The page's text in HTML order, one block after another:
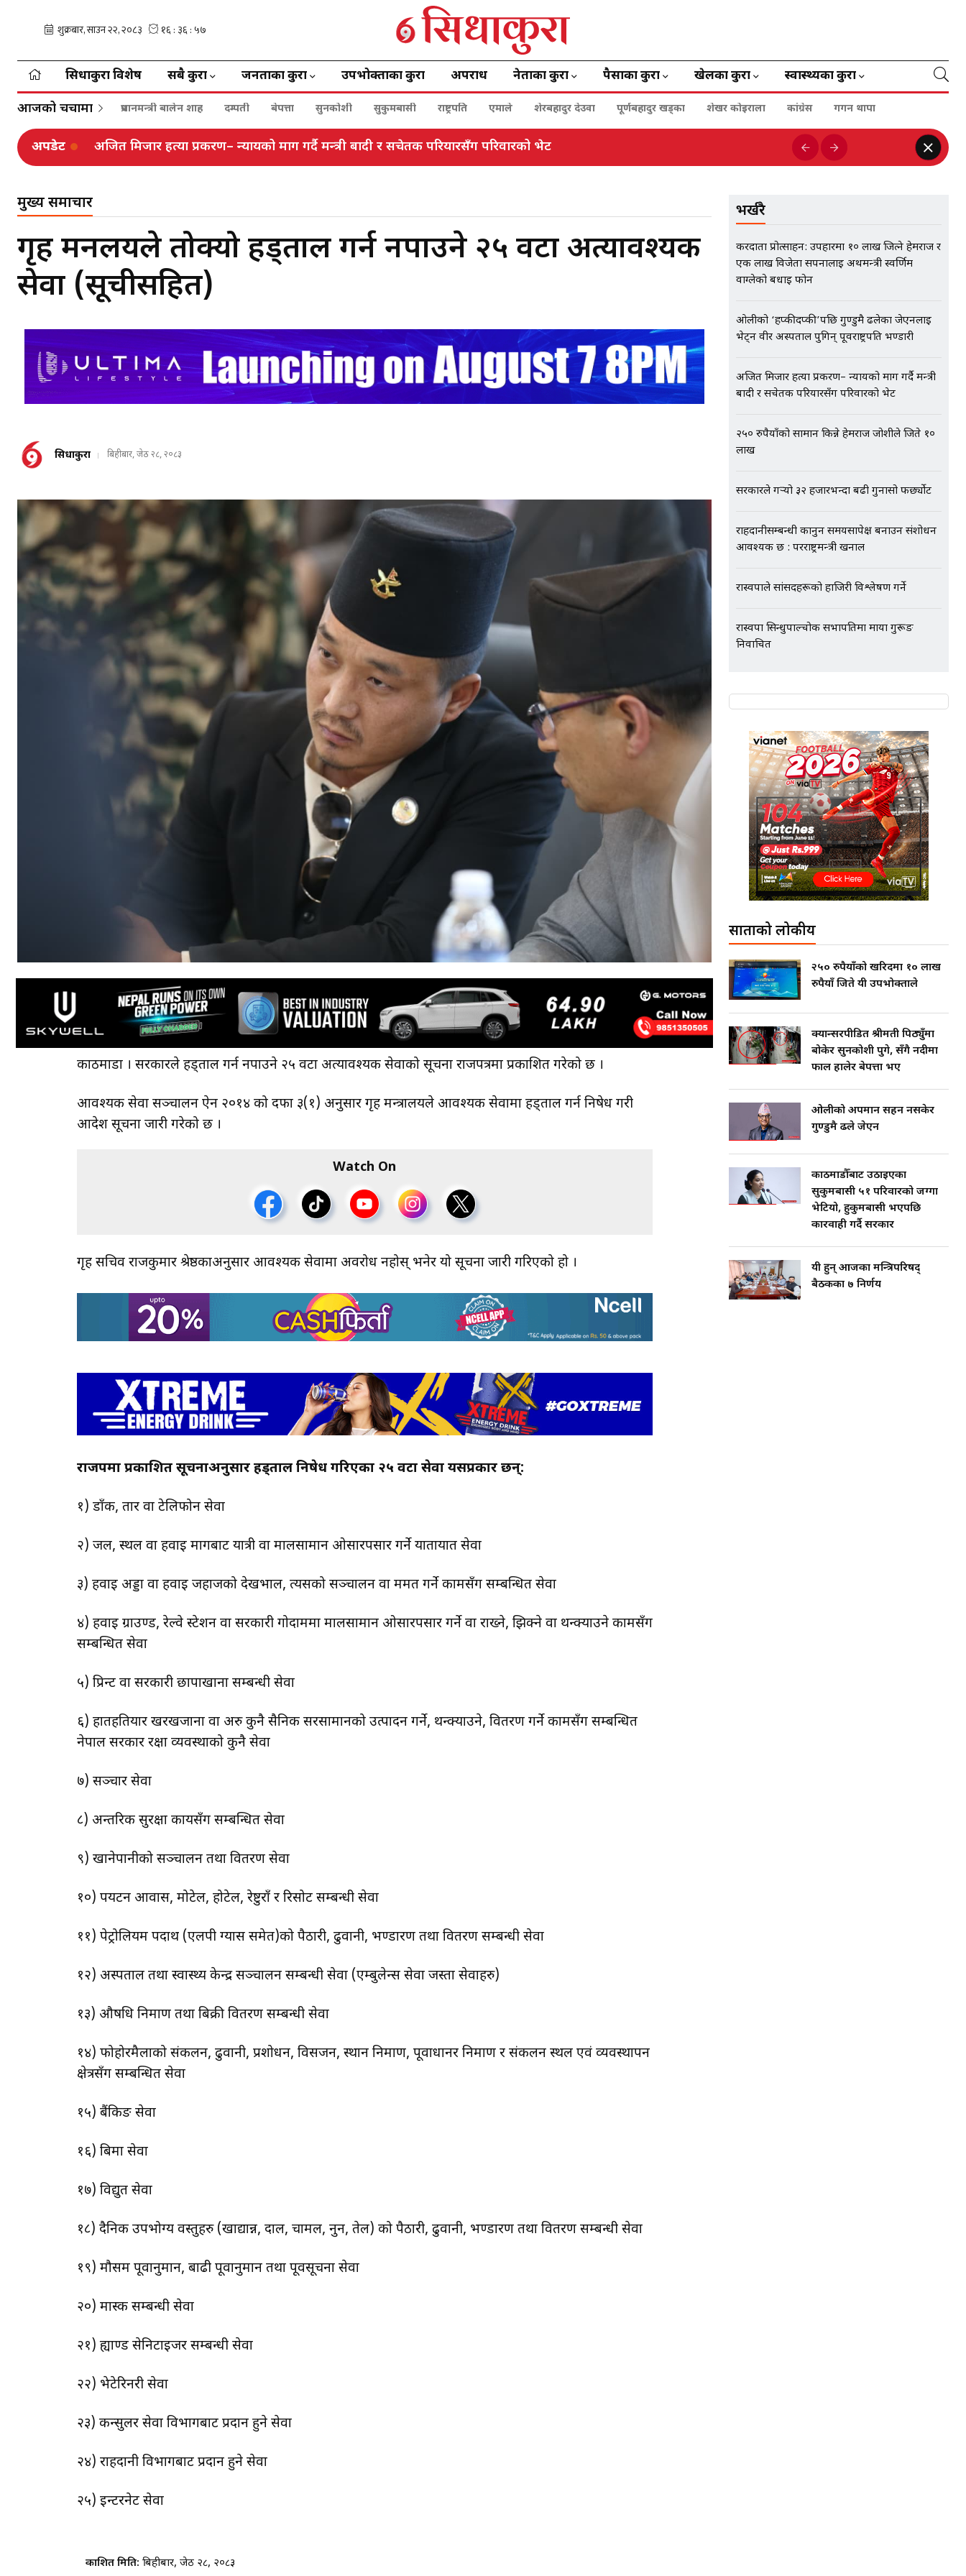
सिधाकुरा विशेष सबै कुरा जनताका कुरा उपभोक्ताका कुरा अपराध नेताका कुरा पैसाका कुरा खेलका कुरा स्वास्थ्यका कुरा
आजको चर्चामा प्रधानमन्त्री बालेन शाह दम्पती बेपत्ता सुनकोशी सुकुमबासी राष्ट्रपति एमाले शेरबहादुर देउवा पूर्णबहादुर खड्का शेखर कोइराला कांग्रेस गगन थापा
अपडेट अजित मिजार हत्या प्रकरण– न्यायको माग गर्दै मन्त्री बादी र सचेतक परियारसँग परिवारको भेट
मुख्य समाचार
गृह मन्त्रालयले तोक्यो हड्ताल गर्न नपाउने २५ वटा अत्यावश्यक
सेवा (सूचीसहित)
सिधाकुरा बिहीबार, जेठ २८, २०८३
काठमाडौँ । सरकारले हड्ताल गर्न नपाउने २५ वटा अत्यावश्यक सेवाको सूचना राजपत्रमा प्रकाशित गरेको छ ।
आवश्यक सेवा सञ्चालन ऐन २०१४ को दफा ३(१) अनुसार गृह मन्त्रालयले आवश्यक सेवामा हड्ताल गर्न निषेध गरी
आदेश सूचना जारी गरेको छ ।
Watch On
गृह सचिव राजकुमार श्रेष्ठकाअनुसार आवश्यक सेवामा अवरोध नहोस् भनेर यो सूचना जारी गरिएको हो ।
राजपत्रमा प्रकाशित सूचनाअनुसार हड्ताल निषेध गरिएका २५ वटा सेवा यसप्रकार छन्:
१) डाँक, तार वा टेलिफोन सेवा
२) जल, स्थल वा हवाई मार्गबाट यात्री वा मालसामान ओसारपसार गर्ने यातायात सेवा
३) हवाई अड्डा वा हवाई जहाजको देखभाल, त्यसको सञ्चालन वा मर्मत गर्ने कामसँग सम्बन्धित सेवा
४) हवाई ग्राउण्ड, रेल्वे स्टेशन वा सरकारी गोदाममा मालसामान ओसारपसार गर्ने वा राख्ने, झिक्ने वा थन्क्याउने कामसँग
सम्बन्धित सेवा
५) प्रिन्ट वा सरकारी छापाखाना सम्बन्धी सेवा
६) हातहतियार खरखजाना वा अरु कुनै सैनिक सरसामानको उत्पादन गर्ने, थन्क्याउने, वितरण गर्ने कामसँग सम्बन्धित
नेपाल सरकार रक्षा व्यवस्थाको कुनै सेवा
७) सञ्चार सेवा
८) अन्तरिक सुरक्षा कार्यसँग सम्बन्धित सेवा
९) खानेपानीको सञ्चालन तथा वितरण सेवा
१०) पर्यटन आवास, मोटेल, होटेल, रेष्टुराँ र रिसोर्ट सम्बन्धी सेवा
११) पेट्रोलियम पदार्थ (एलपी ग्यास समेत)को पैठारी, ढुवानी, भण्डारण तथा वितरण सम्बन्धी सेवा
१२) अस्पताल तथा स्वास्थ्य केन्द्र सञ्चालन सम्बन्धी सेवा (एम्बुलेन्स सेवा जस्ता सेवाहरु)
१३) औषधि निर्माण तथा बिक्री वितरण सम्बन्धी सेवा
१४) फोहोरमैलाको संकलन, ढुवानी, प्रशोधन, विसर्जन, स्थान निर्माण, पूर्वाधानर निर्माण र संकलन स्थल एवं व्यवस्थापन
क्षेत्रसँग सम्बन्धित सेवा
१५) बैंकिङ सेवा
१६) बिमा सेवा
१७) विद्युत सेवा
१८) दैनिक उपभोग्य वस्तुहरु (खाद्यान्न, दाल, चामल, नुन, तेल) को पैठारी, ढुवानी, भण्डारण तथा वितरण सम्बन्धी सेवा
१९) मौसम पूर्वानुमान, बाढी पूर्वानुमान तथा पूर्वसूचना सेवा
२०) मास्क सम्बन्धी सेवा
२१) ह्याण्ड सेनिटाइजर सम्बन्धी सेवा
२२) भेटेरिनरी सेवा
२३) कन्सुलर सेवा विभागबाट प्रदान हुने सेवा
२४) राहदानी विभागबाट प्रदान हुने सेवा
२५) इन्टरनेट सेवा
प्रकाशित मिति: बिहीबार, जेठ २८, २०८३
भर्खरै
करदाता प्रोत्साहन: उपहारमा १० लाख जित्ने हेमराज र
एक लाख विजेता सपनालाई अर्थमन्त्री स्वर्णिम
वाग्लेको बधाई फोन
ओलीको ‘हप्कीदप्की’पछि गुण्डुमै ढलेका जेएनलाई
भेट्न वीर अस्पताल पुगिन् पूर्वराष्ट्रपति भण्डारी
अजित मिजार हत्या प्रकरण– न्यायको माग गर्दै मन्त्री
बादी र सचेतक परियारसँग परिवारको भेट
२५० रुपैयाँको सामान किन्ने हेमराज जोशीले जिते १०
लाख
सरकारले गर्‍यो ३२ हजारभन्दा बढी गुनासो फर्छ्योट
राहदानीसम्बन्धी कानुन समयसापेक्ष बनाउन संशोधन
आवश्यक छ : परराष्ट्रमन्त्री खनाल
रास्वपाले सांसदहरूको हाजिरी विश्लेषण गर्ने
रास्वपा सिन्धुपाल्चोक सभापतिमा माया गुरूङ
निर्वाचित
साताको लोकप्रीय
२५० रुपैयाँको खरिदमा १० लाख
रुपैयाँ जिते यी उपभोक्ताले
क्यान्सरपीडित श्रीमती पिठ्युँमा
बोकेर सुनकोशी पुगे, सँगै नदीमा
फाल हालेर बेपत्ता भए
ओलीको अपमान सहन नसकेर
गुण्डुमै ढले जेएन
काठमाडौँबाट उठाइएका
सुकुमबासी ५१ परिवारको जग्गा
भेटियो, हुकुमबासी भएपछि
कारवाही गर्दै सरकार
यी हुन् आजका मन्त्रिपरिषद्
बैठकका ७ निर्णय